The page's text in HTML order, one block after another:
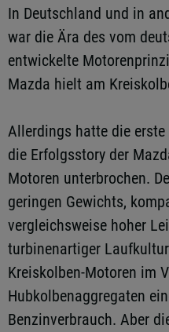
In Deutschland und in
war die Ära des vom
entwickelte
Mazda hielt am
Allerdings hatte die
die Erfolgsstory der
Motoren unterbrochen.
geringen Gewichts,
vergleichsweise hoher
turbinenartiger
Kreiskolben-Motoren im
Hubkolbenaggregaten
Benzinverbrauch. Aber